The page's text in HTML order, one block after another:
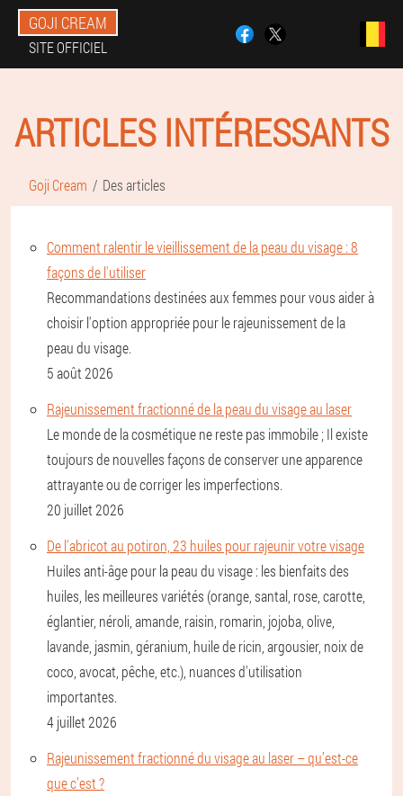
GOJI CREAM
SITE OFFICIEL
ARTICLES INTÉRESSANTS
Goji Cream Des articles
Comment ralentir le vieillissement de la peau du visage : 8
façons de l'utiliser
Recommandations destinées aux femmes pour vous aider à
choisir l'option appropriée pour le rajeunissement de la
peau du visage.
5 août 2026
Rajeunissement fractionné de la peau du visage au laser
Le monde de la cosmétique ne reste pas immobile ; Il existe
toujours de nouvelles façons de conserver une apparence
attrayante ou de corriger les imperfections.
20 juillet 2026
De l'abricot au potiron, 23 huiles pour rajeunir votre visage
Huiles anti-âge pour la peau du visage : les bienfaits des
huiles, les meilleures variétés (orange, santal, rose, carotte,
églantier, néroli, amande, raisin, romarin, jojoba, olive,
lavande, jasmin, géranium, huile de ricin, argousier, noix de
coco, avocat, pêche, etc.), nuances d'utilisation
importantes.
4 juillet 2026
Rajeunissement fractionné du visage au laser – qu’est-ce
que c’est ?